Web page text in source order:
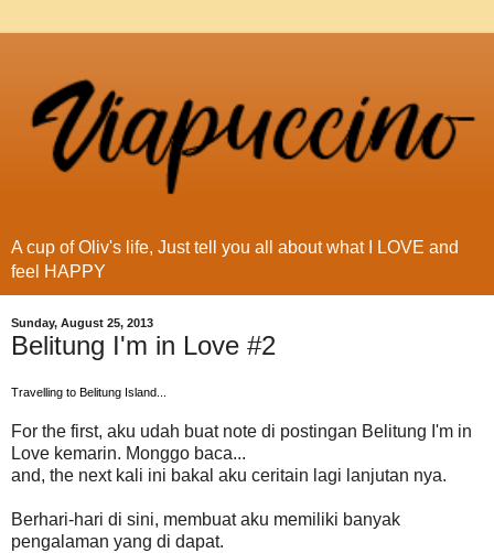
A cup of Oliv's life, Just tell you all about what I LOVE and
feel HAPPY
Sunday, August 25, 2013
Belitung I'm in Love #2
Travelling to Belitung Island...
For the first, aku udah buat note di postingan Belitung I'm in
Love kemarin. Monggo baca...
and, the next kali ini bakal aku ceritain lagi lanjutan nya.
Berhari-hari di sini, membuat aku memiliki banyak
pengalaman yang di dapat.